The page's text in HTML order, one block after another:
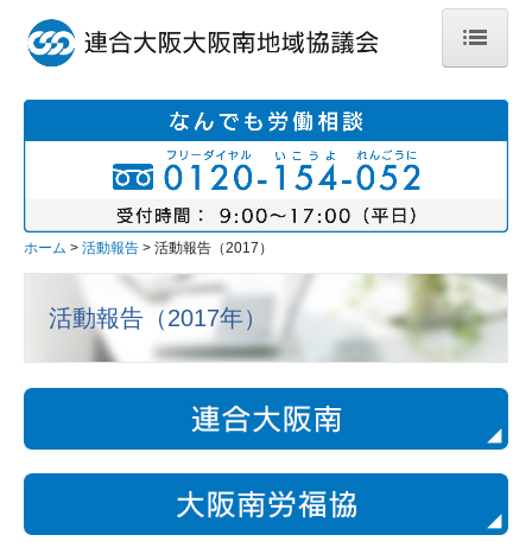
地域・地区紹介
大阪南地域協議会
堺地区協議会
泉州地区協議会
泉南地区協議会
社会貢献活動のご紹介
か行
ホーム 活動報告 活動報告（2017）
活動報告（2017年）